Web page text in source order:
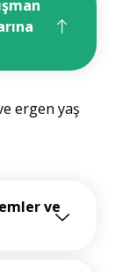
ergen yaş
ve